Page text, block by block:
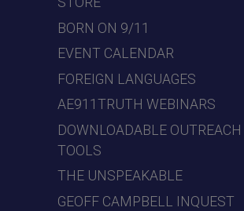
BORN ON 9/11
EVENT CALENDAR
FOREIGN LANGUAGES
AE911TRUTH WEBINARS
DOWNLOADABLE OUTREACH
TOOLS
THE UNSPEAKABLE
GEOFF CAMPBELL INQUEST